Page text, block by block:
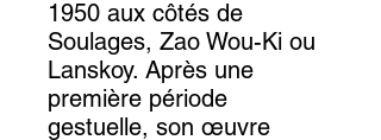
1950 aux côtés de
Soulages, Zao Wou-Ki ou
Lanskoy. Après une
première période
gestuelle, son œuvre